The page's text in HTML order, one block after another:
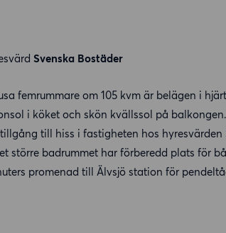
Svenska Bostäder
femrummare om 105 kvm är belägen i
i köket och skön kvällssol på
till hiss i fastigheten hos hyresvärden
större badrummet har förberedd plats för
promenad till Älvsjö station för